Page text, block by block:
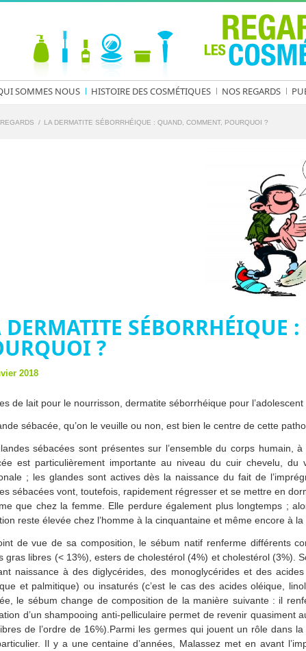
SOMMES NOUS HISTOIRE DES COSMÉTIQUES NOS REGARDS
REGARDS / LA DERMATITE SÉBORRHÉIQUE : QUAND, COMMENT, POURQUOI ?
DERMATITE SÉBORRHÉIQUE
?
2018
de lait pour le nourrisson, dermatite séborrhéique pour
sébacée, qu’on le veuille ou non, est bien le centre de cette
sébacées sont présentes sur l’ensemble du corps humain,
est particulièrement importante au niveau du cuir chevelu,
; les glandes sont actives dès la naissance du fait de
sébacées vont, toutefois, rapidement régresser et se mettre en
que chez la femme. Elle perdure également plus longtemps ;
reste élevée chez l’homme à la cinquantaine et même encore à la
de vue de sa composition, le sébum natif renferme différents
gras libres (< 13%), esters de cholestérol (4%) et cholestérol (3%).
naissance à des diglycérides, des monoglycérides et des
et palmitique) ou insaturés (c’est le cas des acides oléique,
le sébum change de composition de la manière suivante : il
d’un shampooing anti-pelliculaire permet de revenir
de l’ordre de 16%).Parmi les germes qui jouent un rôle dans
Il y a une centaine d’années, Malassez met en avant